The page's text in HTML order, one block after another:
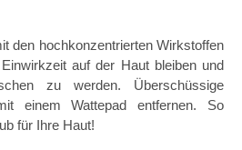
den hochkonzentrierten Wirkstoffen
auf der Haut bleiben und
zu werden. Überschüssige
einem Wattepad entfernen. So
für Ihre Haut!